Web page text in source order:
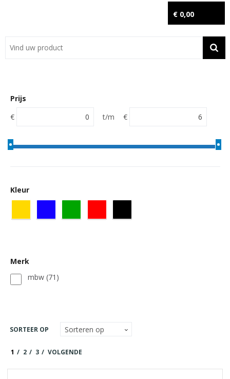
€ 0,00
Contact
Prijs
€
t/m €
Kleur
Merk
mbw (71)
SORTEER OP
1 2 3 VOLGENDE